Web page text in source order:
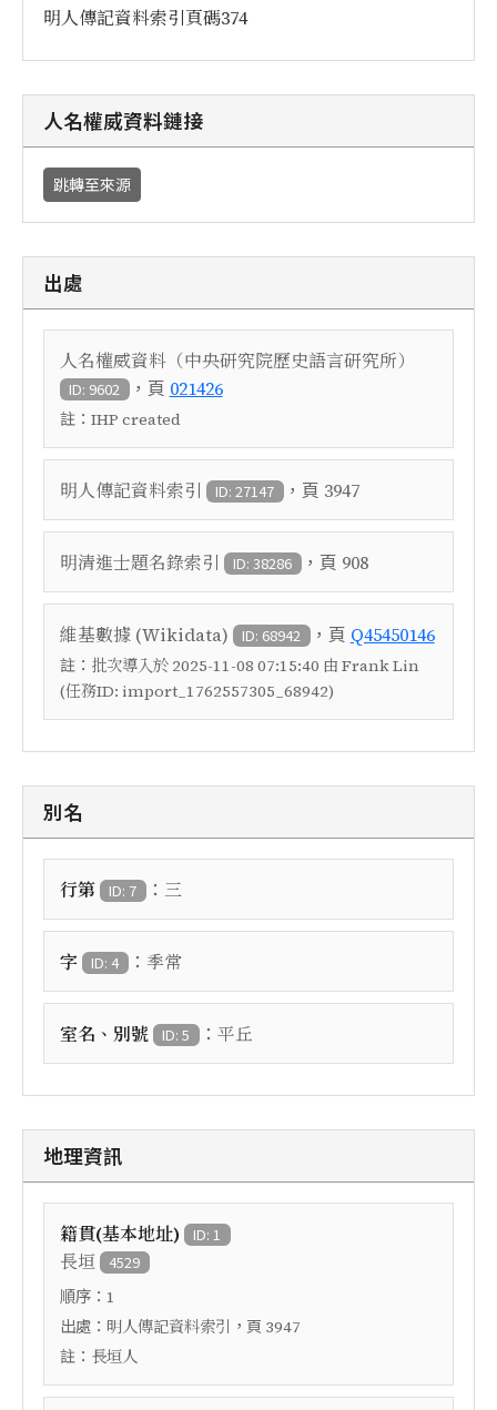
明人傳記資料索引頁碼374
人名權威資料鏈接
跳轉至來源
出處
人名權威資料（中央研究院歷史語言研究所）
ID: 9602 ，頁 021426
註： IHP created
明人傳記資料索引 ID: 27147 ，頁 3947
明清進士題名錄索引 ID: 38286 ，頁 908
維基數據 (Wikidata) ID: 68942 ，頁 Q45450146
註： 批次導入於 2025-11-08 07:15:40 由 Frank Lin
(任務ID: import_1762557305_68942)
別名
行第 ID: 7 ： 三
字 ID: 4 ： 季常
室名、別號 ID: 5 ： 平丘
地理資訊
籍貫(基本地址) ID: 1
長垣 4529
順序： 1
出處： 明人傳記資料索引 ，頁 3947
註： 長垣人